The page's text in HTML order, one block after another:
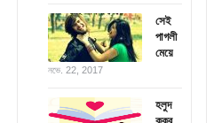
সেই
পাগলী
মেয়ে
নভে. 22, 2017
হলুদ